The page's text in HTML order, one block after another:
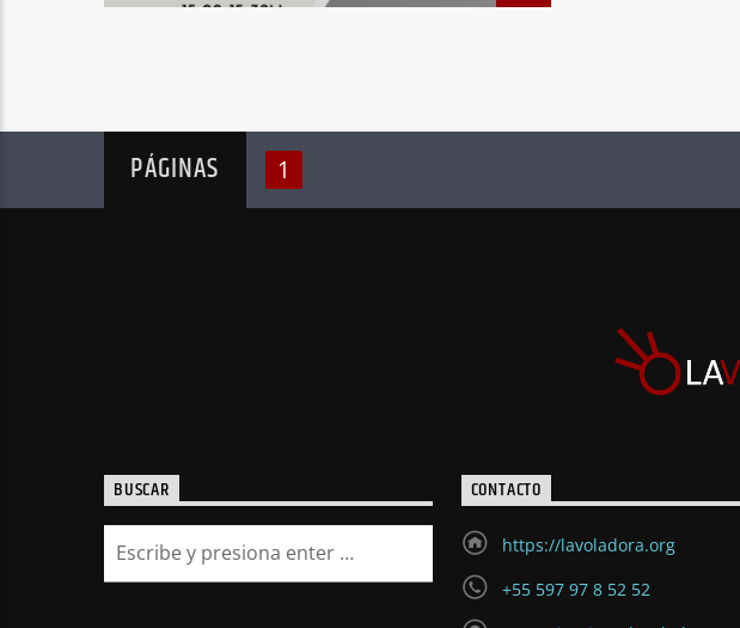
PÁGINAS 1
BUSCAR CONTACTO
https://lavoladora.org
+55 597 97 8 52 52